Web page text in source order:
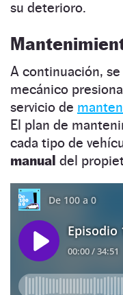
su deterioro.
A continuación,
mecánico
servicio de
El plan de
cada tipo de
manual del